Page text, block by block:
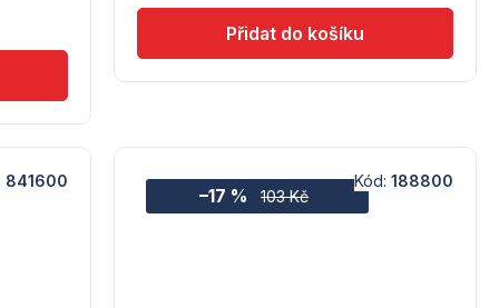
841600
103 Kč
–17 %
Kód: 188800